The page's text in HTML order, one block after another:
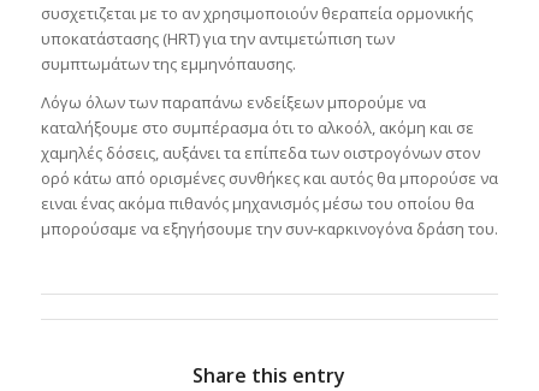
συσχετιζεται με το αν χρησιμοποιούν θεραπεία ορμονικής
υποκατάστασης (HRT) για την αντιμετώπιση των
συμπτωμάτων της εμμηνόπαυσης.
Λόγω όλων των παραπάνω ενδείξεων μπορούμε να
καταλήξουμε στο συμπέρασμα ότι το αλκοόλ, ακόμη και σε
χαμηλές δόσεις, αυξάνει τα επίπεδα των οιστρογόνων στον
ορό κάτω από ορισμένες συνθήκες και αυτός θα μπορούσε να
ειναι ένας ακόμα πιθανός μηχανισμός μέσω του οποίου θα
μπορούσαμε να εξηγήσουμε την συν-καρκινογόνα δράση του.
Share this entry